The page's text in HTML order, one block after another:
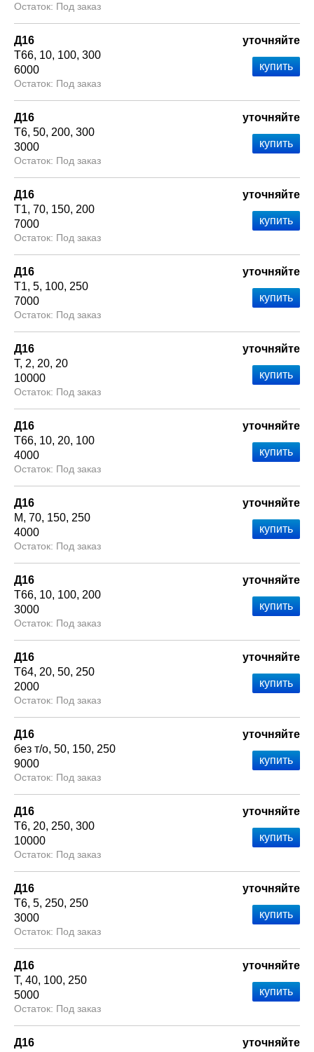
Под заказ
Д16
Т66 10 100 300
6000
Под заказ
уточняйте
Д16
Т6 50 200 300
3000
Под заказ
уточняйте
Д16
Т1 70 150 200
7000
Под заказ
уточняйте
Д16
Т1 5 100 250
7000
Под заказ
уточняйте
Д16
Т 2 20 20
10000
Под заказ
уточняйте
Д16
Т66 10 20 100
4000
Под заказ
уточняйте
Д16
М 70 150 250
4000
Под заказ
уточняйте
Д16
Т66 10 100 200
3000
Под заказ
уточняйте
Д16
Т64 20 50 250
2000
Под заказ
уточняйте
Д16
без т/о 50 150 250
9000
Под заказ
уточняйте
Д16
Т6 20 250 300
10000
Под заказ
уточняйте
Д16
Т6 5 250 250
3000
Под заказ
уточняйте
Д16
Т 40 100 250
5000
Под заказ
уточняйте
Д16
уточняйте